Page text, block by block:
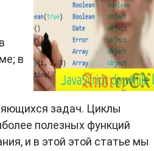
в
задач. Циклы
полезных функций
и в этой этой статье мы